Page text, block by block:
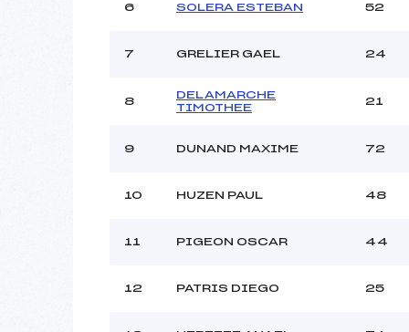
Ouvreurs E :
Neige :
6 SOLERA ESTEBAN 52
7 GRELIER GAEL 24
8
DELAMARCHE
TIMOTHEE
21
9 DUNAND MAXIME 72
10 HUZEN PAUL 48
11 PIGEON OSCAR 44
12 PATRIS DIEGO 25